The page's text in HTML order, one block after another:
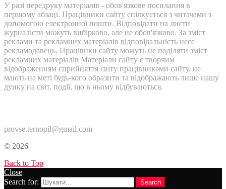
У разі передруку матеріалів - обов'язкове посилання в
першому абзаці. Працівники сайту спілкується з читачами з
допомогою електронної пошти. Відповідати на листи
журналісти можуть вибірково, але не обов'язково. За зміст
реклами та рекламних матеріалів відповідальність несе
рекламодавець. Працівнки сайту можуть не поділяти зміст
рекламних матеріалів Матеріали сайту є творчим
відображенням сприйняття світу працівниками сайту, не
мають на меті будь-кого образити та відображають лише нашу
дуику на світ, події, що в ньому відбуваються.
provse.ternopil@gmail.com
© 2026
Back to Top
Close
Search for:
Search